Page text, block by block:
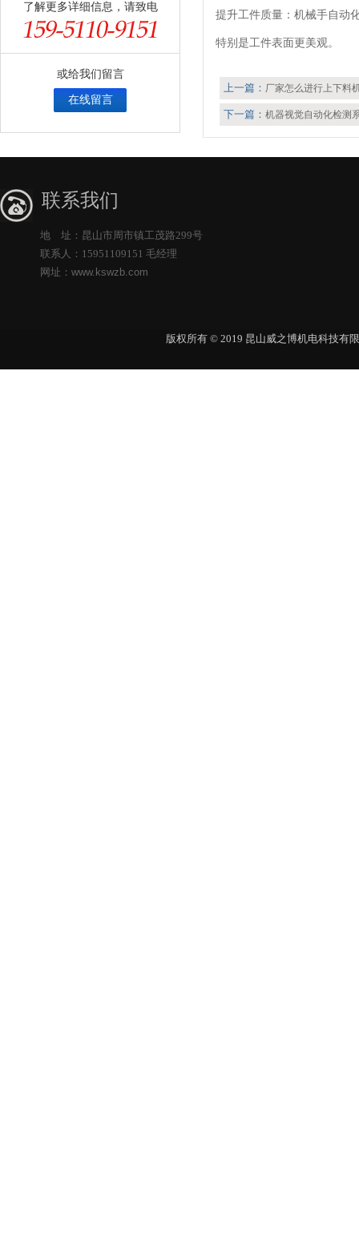
了解更多详细信息，请致电
或给我们留言
在线留言
提升工件质量：机械手自动
特别是工件表面更美观。
上一篇： 厂家怎么进行上下料
下一篇： 机器视觉自动化检测
联系我们
地 址：昆山市周市镇工茂路299号
联系人：15951109151 毛经理
网址： www.kswzb.com
版权所有 © 2019 昆山威之博机电科技